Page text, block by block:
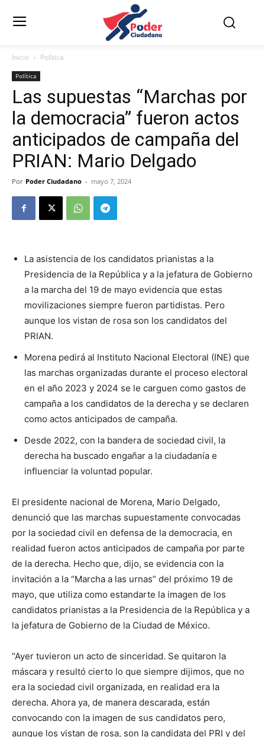
Inicio Política
Política
Las supuestas “Marchas por
la democracia” fueron actos
anticipados de campaña del
PRIAN: Mario Delgado
Por Poder Ciudadano - mayo 7, 2024
La asistencia de los candidatos prianistas a la
Presidencia de la República y a la jefatura de Gobierno
a la marcha del 19 de mayo evidencia que estas
movilizaciones siempre fueron partidistas. Pero
aunque los vistan de rosa son los candidatos del
PRIAN.
Morena pedirá al Instituto Nacional Electoral (INE) que
las marchas organizadas durante el proceso electoral
en el año 2023 y 2024 se le carguen como gastos de
campaña a los candidatos de la derecha y se declaren
como actos anticipados de campaña.
Desde 2022, con la bandera de sociedad civil, la
derecha ha buscado engañar a la ciudadanía e
influenciar la voluntad popular.
El presidente nacional de Morena, Mario Delgado,
denunció que las marchas supuestamente convocadas
por la sociedad civil en defensa de la democracia, en
realidad fueron actos anticipados de campaña por parte
de la derecha. Hecho que, dijo, se evidencia con la
invitación a la “Marcha a las urnas” del próximo 19 de
mayo, que utiliza como estandarte la imagen de los
candidatos prianistas a la Presidencia de la República y a
la jefatura de Gobierno de la Ciudad de México.
“Ayer tuvieron un acto de sinceridad. Se quitaron la
máscara y resultó cierto lo que siempre dijimos, que no
era la sociedad civil organizada, en realidad era la
derecha. Ahora ya, de manera descarada, están
convocando con la imagen de sus candidatos pero,
aunque los vistan de rosa, son la candidata del PRI y del